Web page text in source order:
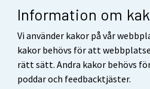
Information om
Vi använder kakor på vår
kakor behövs för att
rätt sätt. Andra kakor behövs
poddar och feedbacktjäster.
Respons
Användarvillkor
Dataskydd
Tillgänglighet